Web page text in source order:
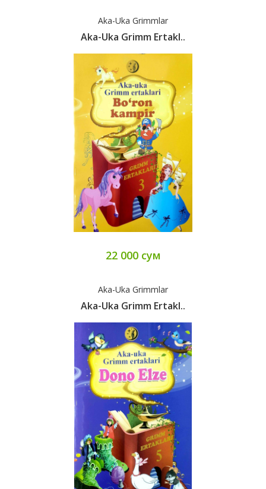
Aka-Uka Grimmlar
Aka-Uka Grimm Ertakl..
22 000 сум
Aka-Uka Grimmlar
Aka-Uka Grimm Ertakl..